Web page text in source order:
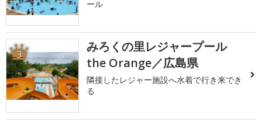
ール
3
みろくの里レジャープール
the Orange／広島県
隣接したレジャー施設へ水着で行き来でき
る